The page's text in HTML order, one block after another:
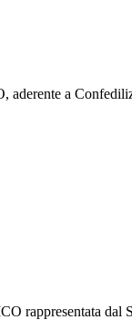
a Confedilizia,
dal